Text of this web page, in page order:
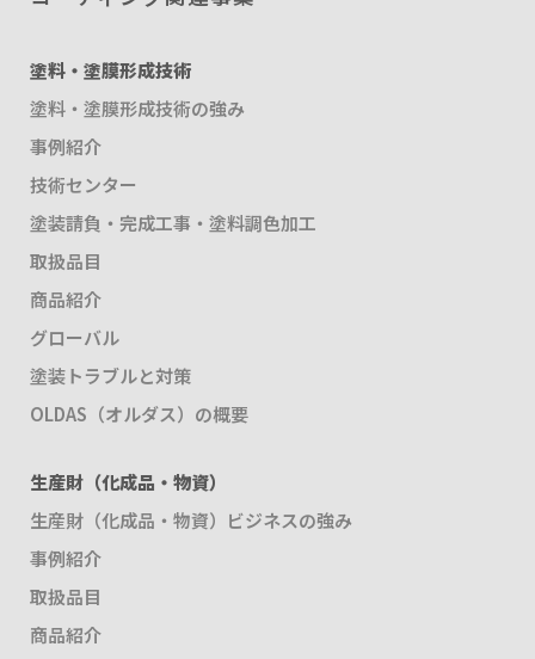
塗料・塗膜形成技術
塗料・塗膜形成技術の強み
事例紹介
技術センター
塗装請負・完成工事・塗料調色加工
取扱品目
商品紹介
グローバル
塗装トラブルと対策
OLDAS（オルダス）の概要
生産財（化成品・物資）
生産財（化成品・物資）ビジネスの強み
事例紹介
取扱品目
商品紹介